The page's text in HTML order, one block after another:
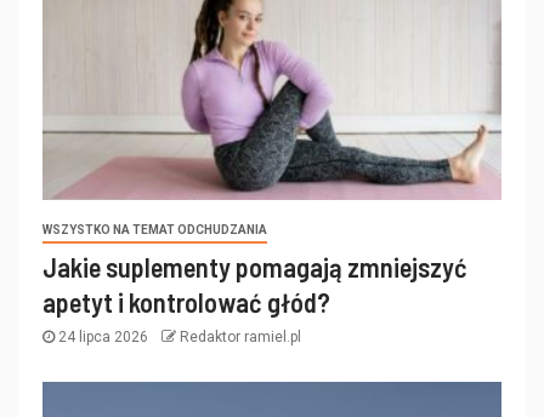
WSZYSTKO NA TEMAT ODCHUDZANIA
Jakie suplementy pomagają zmniejszyć
apetyt i kontrolować głód?
24 lipca 2026 Redaktor ramiel.pl